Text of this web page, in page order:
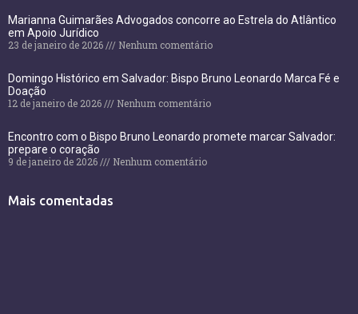
Marianna Guimarães Advogados concorre ao Estrela do Atlântico
em Apoio Jurídico
23 de janeiro de 2026
Nenhum comentário
Domingo Histórico em Salvador: Bispo Bruno Leonardo Marca Fé e
Doação
12 de janeiro de 2026
Nenhum comentário
Encontro com o Bispo Bruno Leonardo promete marcar Salvador:
prepare o coração
9 de janeiro de 2026
Nenhum comentário
Mais comentadas